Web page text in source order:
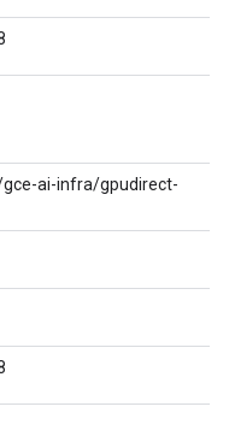
ai-infra/gpudirect-